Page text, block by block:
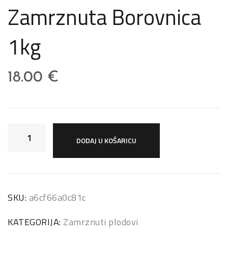
Zamrznuta Borovnica
1kg
18.00 €
DODAJ U KOŠARICU
SKU:a6cf66a0c81c
KATEGORIJA:Zamrznuti plodovi